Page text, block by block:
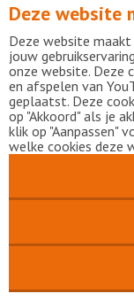
Bekijk alle
DisclaimerPrivacy
Copyright
Deze website
Deze website maakt
jouw
onze website. Deze
en afspelen van
geplaatst. Deze
op "Akkoord" als je
klik op "Aanpassen"
welke cookies deze